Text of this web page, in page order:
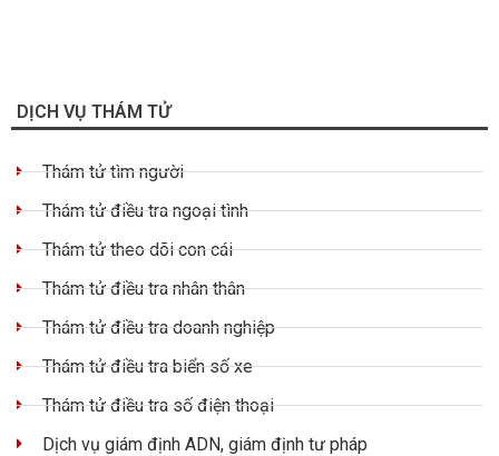
DỊCH VỤ THÁM TỬ
Thám tử tìm người
Thám tử điều tra ngoại tình
Thám tử theo dõi con cái
Thám tử điều tra nhân thân
Thám tử điều tra doanh nghiệp
Thám tử điều tra biển số xe
Thám tử điều tra số điện thoại
Dịch vụ giám định ADN, giám định tư pháp